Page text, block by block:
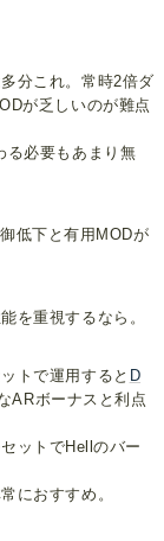
分これ。常時2倍ダ
が乏しいのが難点
る必要もあまり無
低下と有用MODが
を重視するなら。
トで運用すると D
ARボーナスと利点
ットでHellのバー
におすすめ。